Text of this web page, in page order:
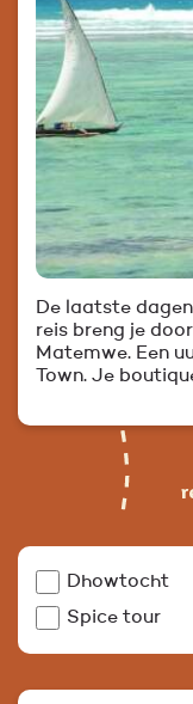
De laatste
reis breng je
Matemwe. Een
Town. Je
Dhowtocht
Spice tour